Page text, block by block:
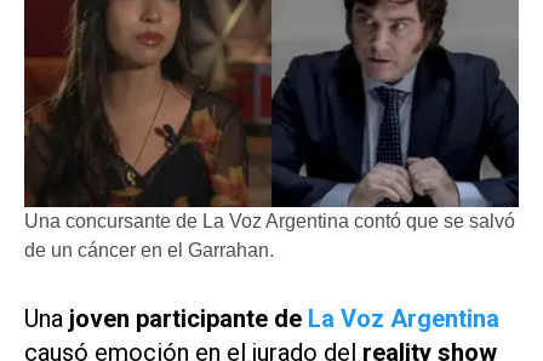
Una concursante de La Voz Argentina contó que se salvó
de un cáncer en el Garrahan.
Una joven participante de La Voz Argentina
causó emoción en el jurado del reality show